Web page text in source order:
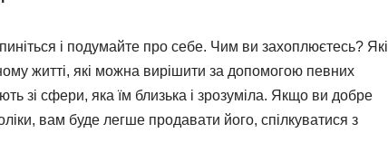
і подумайте про себе. Чим ви захоплюєтесь? Які
житті, які можна вирішити за допомогою певних
зі сфери, яка їм близька і зрозуміла. Якщо ви добре
вам буде легше продавати його, спілкуватися з